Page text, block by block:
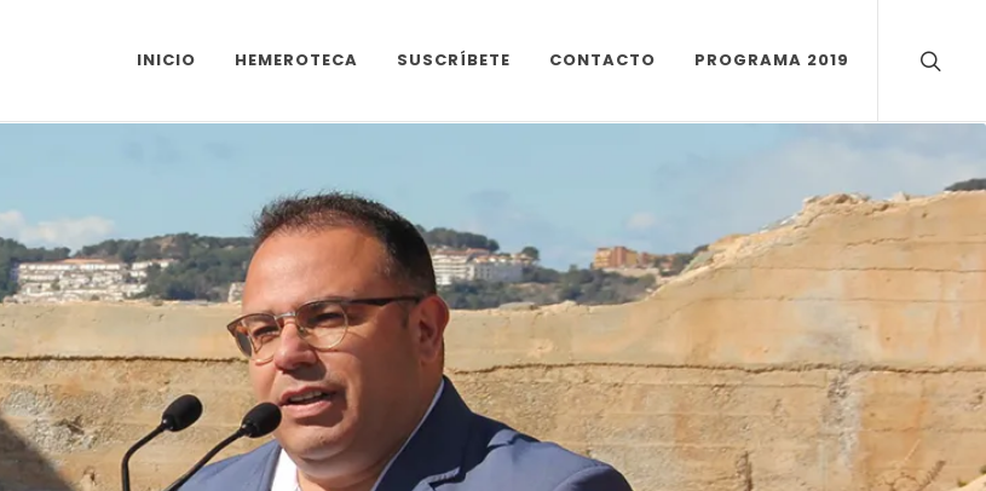
INICIO HEMEROTECA SUSCRÍBETE CONTACTO PROGRAMA 2019